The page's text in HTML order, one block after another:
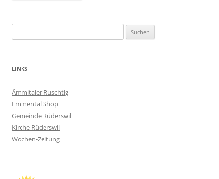
nach:
LINKS
Ämmitaler Ruschtig
Emmental Shop
Gemeinde Rüderswil
Kirche Rüderswil
Wochen-Zeitung